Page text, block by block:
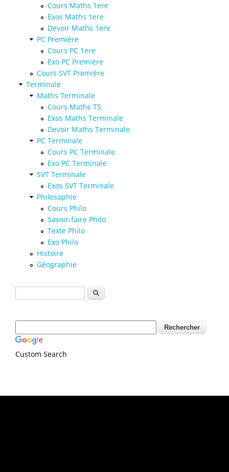
Cours Maths 1ere
Exos Maths 1ere
Devoir Maths 1ere
PC Première
Cours PC 1ere
Exo PC Première
Cours SVT Première
Terminale
Maths Terminale
Cours Maths TS
Exos Maths Terminale
Devoir Maths Terminale
PC Terminale
Cours PC Terminale
Exo PC Terminale
SVT Terminale
Exos SVT Terminale
Philosophie
Cours Philo
Savoir-faire Philo
Texte Philo
Exo Philo
Histoire
Géographie
Formulaire de recherche
Rechercher
Custom Search